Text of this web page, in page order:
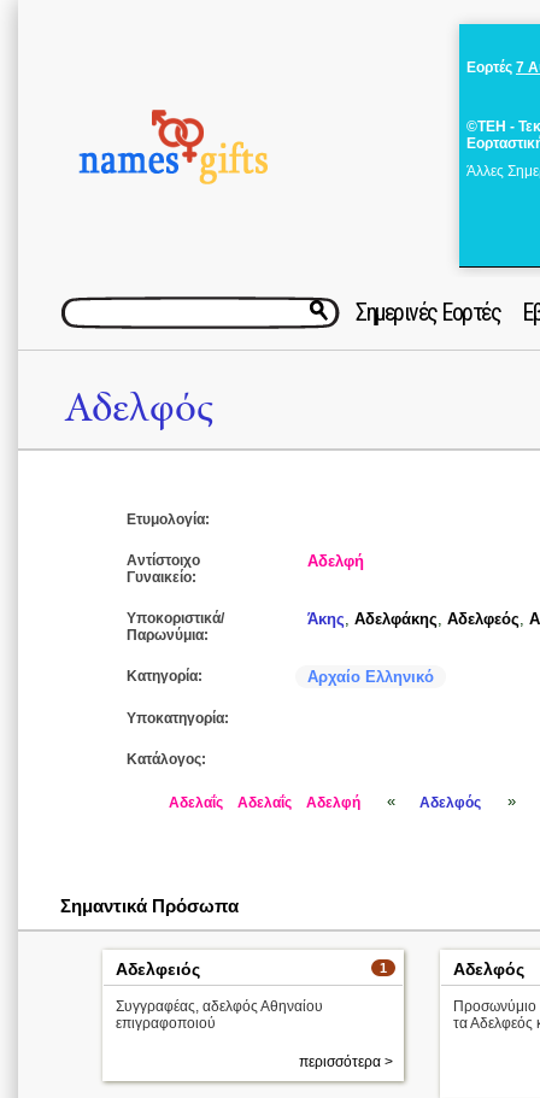
Εορτές 7
©ΤΕΗ -
Άλλες
Σημερινές Εορτές
Αδελφός
Ετυμολογία:
Αντίστοιχο
Γυναικείο:
Αδελφή
Υποκοριστικά/
Παρωνύμια:
Άκης, Αδελφάκης, Αδελφεός,
Κατηγορία: Αρχαίο Ελληνικό
Υποκατηγορία:
Κατάλογος:
Αδελαΐς Αδελαΐς Αδελφή « Αδελφός »
Σημαντικά Πρόσωπα
1
Αδελφειός
Συγγραφέας, αδελφός Αθηναίου
επιγραφοποιού
περισσότερα >
Αδελφός
Προσωνύμιο
τα Αδελφεός